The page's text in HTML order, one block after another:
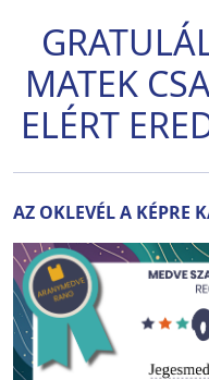
MATEK
ELÉRT
AZ OKLEVÉL A KÉPRE